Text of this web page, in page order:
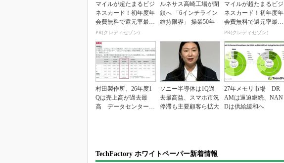
マイルが超たまるビジ
ネスカード！初年度年
会費無料で還元率最大
1.125%
PR(クレディセゾン)
ルネサス高崎工場が閉
鎖へ 「6インチライン
維持限界」 操業50年
マイルが超たまるビジ
ネスカード！初年度年
会費無料で還元率最大
1.125%
PR(クレディセゾン)
村田製作所、26年度1
Qは売上高が過去最
高 データセンター関
ソニー半導体は1Q過
去最高益、スマホ市況
停滞も主要顧客ら拡大
27年メモリ市場 DR
AMは逼迫継続、NAN
Dは供給緩和へ
TechFactory ホワイトペーパー新着情報